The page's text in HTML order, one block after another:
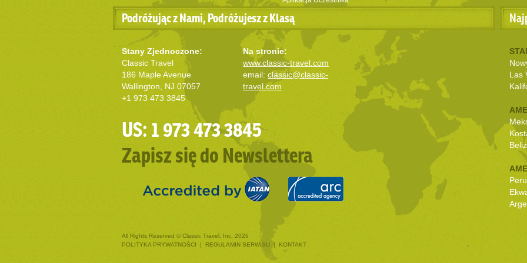
Podróżując z Nami, Podróżujesz z Klasą
Stany Zjednoczone:
Classic Travel
186 Maple Avenue
Wallington, NJ 07057
+1 973 473 3845
Na stronie:
www.classic-travel.com
email: classic@classic-
travel.com
US: 1 973 473 3845
Zapisz się do Newslettera
Las
Peru
All Rights Reserved © Classic Travel, Inc. 2026
POLITYKA PRYWATNOŚCI
| REGULAMIN SERWISU | KONTAKT